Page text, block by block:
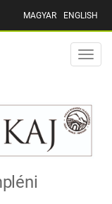
MAGYAR ENGLISH
Toggle